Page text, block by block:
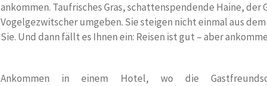
ankommen. Taufrisches Gras, schattenspendende Haine, der
Vogelgezwitscher umgeben. Sie steigen nicht einmal aus
Sie. Und dann fällt es Ihnen ein: Reisen ist gut – aber
Ankommen in einem Hotel, wo die